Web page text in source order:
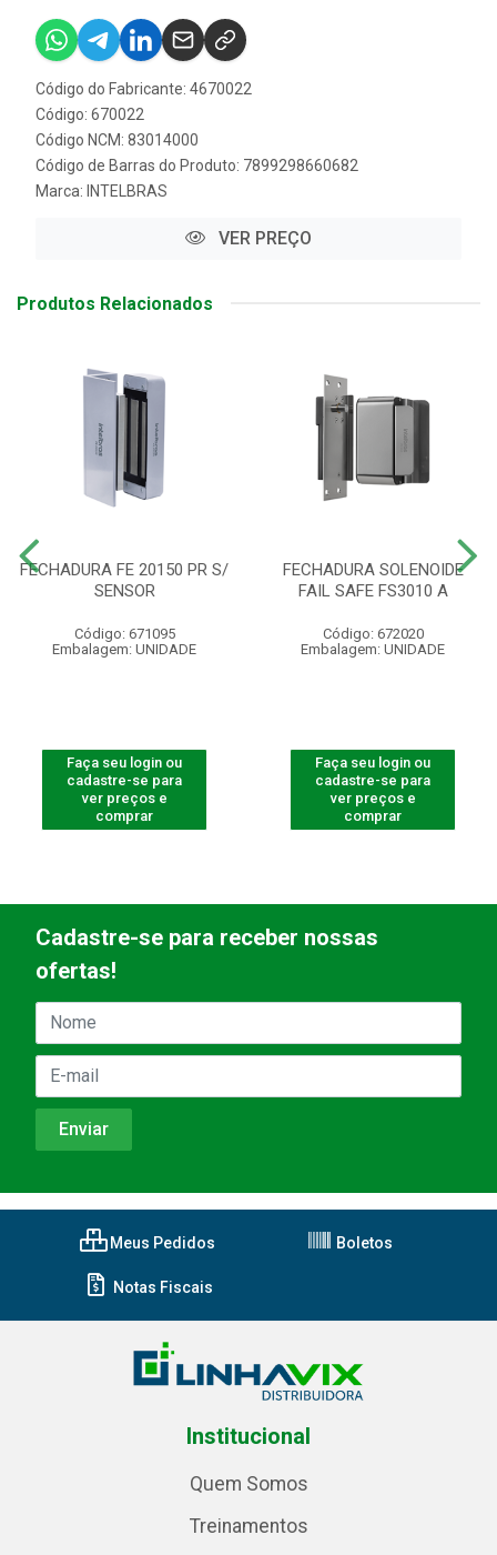
Código do Fabricante: 4670022
Código: 670022
Código NCM: 83014000
Código de Barras do Produto: 7899298660682
Marca: INTELBRAS
VER PREÇO
Produtos Relacionados
FECHADURA FE 20150 PR S/
SENSOR
Código: 671095
Embalagem: UNIDADE
Faça seu login ou
cadastre-se para
ver preços e
comprar
FECHADURA SOLENOIDE
FAIL SAFE FS3010 A
Código: 672020
Embalagem: UNIDADE
Faça seu login ou
cadastre-se para
ver preços e
comprar
Cadastre-se para receber nossas
ofertas!
Meus Pedidos Boletos
Notas Fiscais
Institucional
Quem Somos
Treinamentos